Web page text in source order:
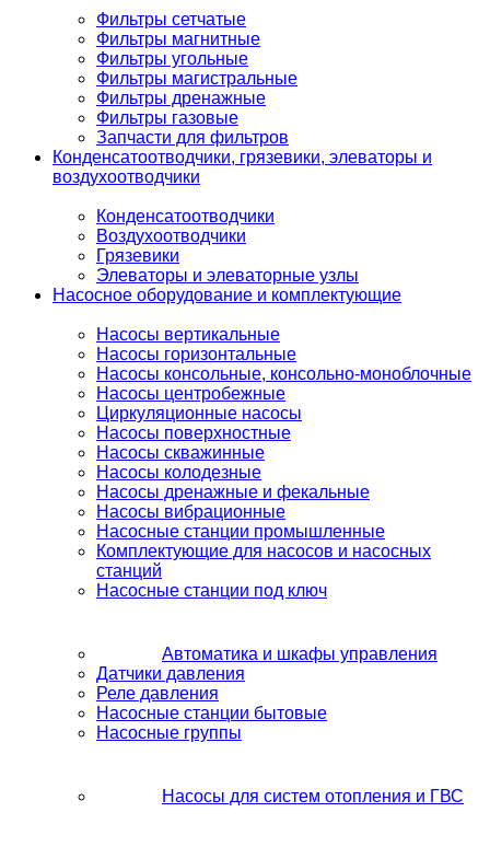
Фильтры сетчатые
Фильтры магнитные
Фильтры угольные
Фильтры магистральные
Фильтры дренажные
Фильтры газовые
Запчасти для фильтров
Конденсатоотводчики, грязевики, элеваторы и
воздухоотводчики
Конденсатоотводчики
Воздухоотводчики
Грязевики
Элеваторы и элеваторные узлы
Насосное оборудование и комплектующие
Насосы вертикальные
Насосы горизонтальные
Насосы консольные, консольно-моноблочные
Насосы центробежные
Циркуляционные насосы
Насосы поверхностные
Насосы скважинные
Насосы колодезные
Насосы дренажные и фекальные
Насосы вибрационные
Насосные станции промышленные
Комплектующие для насосов и насосных
станций
Насосные станции под ключ
Автоматика и шкафы управления
Датчики давления
Реле давления
Насосные станции бытовые
Насосные группы
Насосы для систем отопления и ГВС